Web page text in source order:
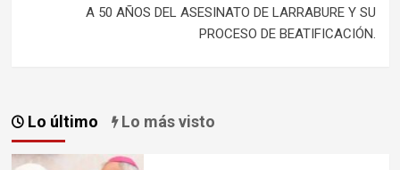
A 50 AÑOS DEL ASESINATO DE LARRABURE Y SU
PROCESO DE BEATIFICACIÓN.
Lo último Lo más visto